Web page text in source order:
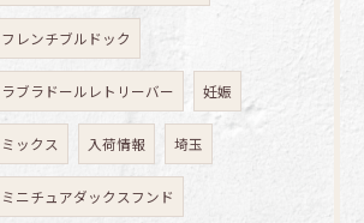
フレンチブルドック
ラブラドールレトリーバー 妊娠
ミックス 入荷情報 埼玉
ミニチュアダックスフンド